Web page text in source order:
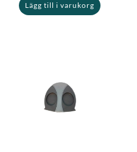
Lägg till i varukorg